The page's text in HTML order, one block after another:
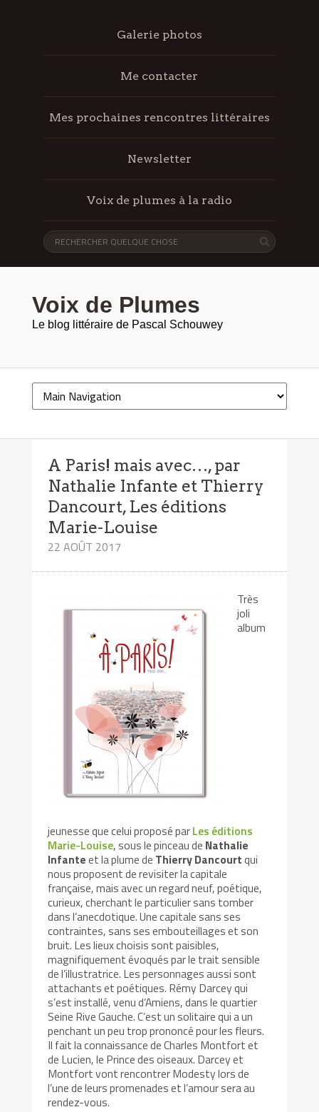
Galerie photos
Me contacter
Mes prochaines rencontres littéraires
Newsletter
Voix de plumes à la radio
Voix de Plumes
Le blog littéraire de Pascal Schouwey
A Paris! mais avec…, par
Nathalie Infante et Thierry
Dancourt, Les éditions
Marie-Louise
22 AOÛT 2017
Très
joli
album
jeunesse que celui proposé parLes éditions
Marie-Louise, sous le pinceau de Nathalie
Infanteet la plume de Thierry Dancourtqui
nous proposent de revisiter la capitale
française, mais avec un regard neuf, poétique,
curieux, cherchant le particulier sans tomber
dans l’anecdotique. Une capitale sans ses
contraintes, sans ses embouteillages et son
bruit. Les lieux choisis sont paisibles,
magnifiquement évoqués par le trait sensible
de l’illustratrice. Les personnages aussi sont
attachants et poétiques. Rémy Darcey qui
s’est installé, venu d’Amiens, dans le quartier
Seine Rive Gauche. C’est un solitaire qui a un
penchant un peu trop prononcé pour les fleurs.
Il fait la connaissance de Charles Montfort et
de Lucien, le Prince des oiseaux. Darcey et
Montfort vont rencontrer Modesty lors de
l’une de leurs promenades et l’amour sera au
rendez-vous.